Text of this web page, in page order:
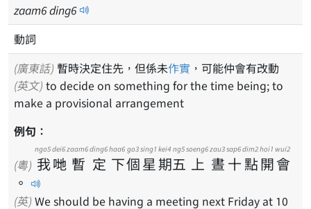
zaam6ding6
動詞
(廣東話) 暫時決定住先，但係未作實 ，可能仲會有改動
(英文)
make a provisional arrangement
例句：
(粵) 我
ngo5
哋
dei6
暫
zaam6
定
ding6
下
haa6
個
go3
星
sing1
期
kei4
五
ng5
上
soeng6
晝
zau3
十
sap6
點
dim2
開
hoi1
會
wui2
。
(英) We should be having a meeting next Friday at 10